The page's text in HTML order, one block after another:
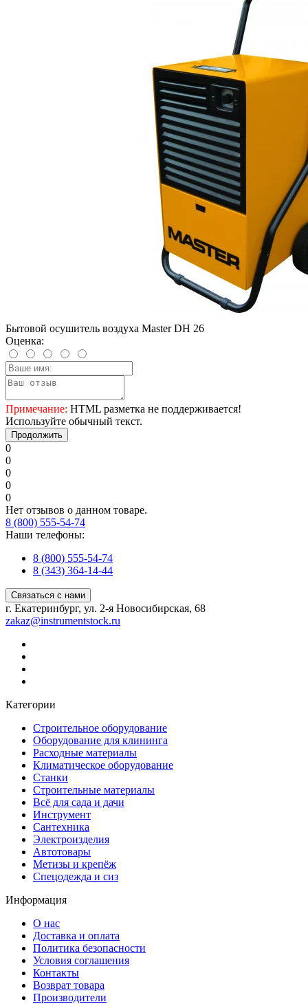
Бытовой осушитель воздуха Master DH 26
Оценка:
Примечание: HTML разметка не поддерживается!
Используйте обычный текст.
Продолжить
0
0
0
0
0
Нет отзывов о данном товаре.
8 (800) 555-54-74
Наши телефоны:
8 (800) 555-54-74
8 (343) 364-14-44
Связаться с нами
г. Екатеринбург, ул. 2-я Новосибирская, 68
zakaz@instrumentstock.ru
Категории
Строительное оборудование
Оборудование для клининга
Расходные материалы
Климатическое оборудование
Станки
Строительные материалы
Всё для сада и дачи
Инструмент
Сантехника
Электроизделия
Автотовары
Метизы и крепёж
Спецодежда и сиз
Информация
О нас
Доставка и оплата
Политика безопасности
Условия соглашения
Контакты
Возврат товара
Производители